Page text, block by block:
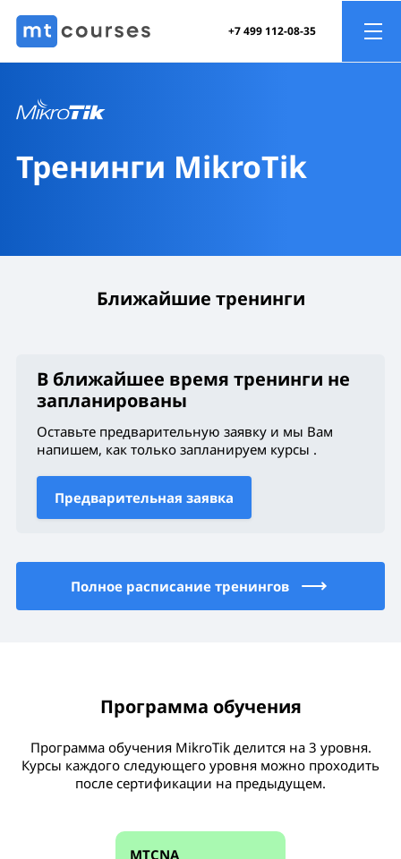
+7 499 112-08-35
Тренинги MikroTik
Ближайшие тренинги
В ближайшее время тренинги не
запланированы
Оставьте предварительную заявку и мы Вам
напишем, как только запланируем курсы .
Предварительная заявка
Полное расписание тренингов
Программа обучения
Программа обучения MikroTik делится на 3 уровня.
Курсы каждого следующего уровня можно проходить
после сертификации на предыдущем.
MTCNA